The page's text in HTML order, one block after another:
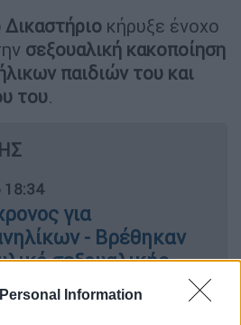
Information
κήρυξε ένοχο
σεξουαλική κακοποίηση
παιδιών του και
του.
18:34
για
- Βρέθηκαν
σεξουαλικής